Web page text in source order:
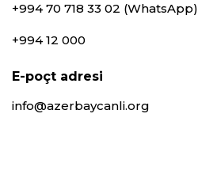
+994 70 718 33 02 (WhatsApp)
+994 12 000
E-poçt adresi
info@azerbaycanli.org